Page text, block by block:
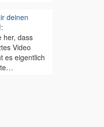
deinen
:
her, dass
Video
es eigentlich